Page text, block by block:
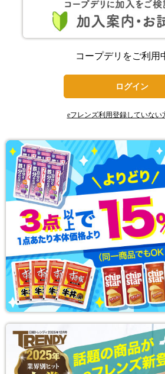
コープデリをご利用
ログイン
eフレンズ利用登録していない